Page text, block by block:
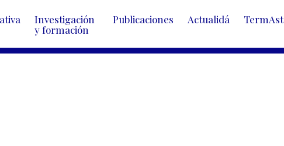
Investigación
y formación
Publicaciones Actualidá TermAst